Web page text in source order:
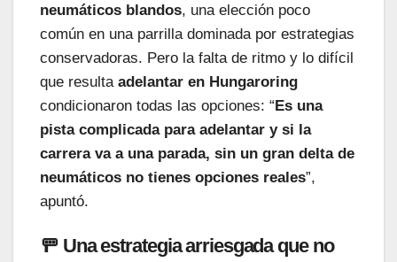
neumáticos blandos, una elección poco
común en una parrilla dominada por estrategias
conservadoras. Pero la falta de ritmo y lo difícil
que resulta adelantar en Hungaroring
condicionaron todas las opciones: “Es una
pista complicada para adelantar y si la
carrera va a una parada, sin un gran delta de
neumáticos no tienes opciones reales”,
apuntó.
🚥 Una estrategia arriesgada que no